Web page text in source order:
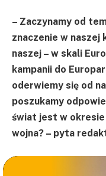
– Zaczynamy od
znaczenie w
naszej – w skali
kampanii do
oderwiemy się od
poszukamy
świat jest w
wojna? – pyta